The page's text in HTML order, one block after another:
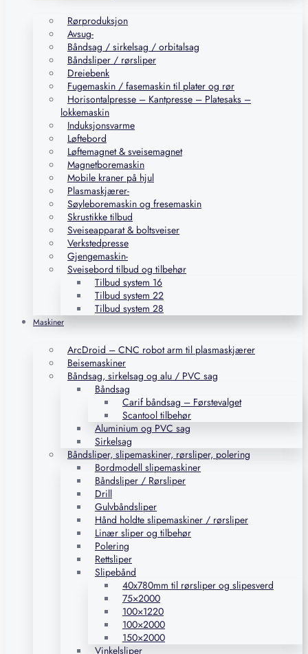
Rørproduksjon
Avsug-
Båndsag / sirkelsag / orbitalsag
Båndsliper / rørsliper
Dreiebenk
Fugemaskin / fasemaskin til plater og rør
Horisontalpresse – Kantpresse – Platesaks –
lokkemaskin
Induksjonsvarme
Løftebord
Løftemagnet & sveisemagnet
Magnetboremaskin
Mobile kraner på hjul
Plasmaskjærer-
Søyleboremaskin og fresemaskin
Skrustikke tilbud
Sveiseapparat & boltsveiser
Verkstedpresse
Gjengemaskin-
Sveisebord tilbud og tilbehør
Tilbud system 16
Tilbud system 22
Tilbud system 28
Maskiner
ArcDroid – CNC robot arm til plasmaskjærer
Beisemaskiner
Båndsag, sirkelsag og alu / PVC sag
Båndsag
Carif båndsag – Førstevalget
Scantool tilbehør
Aluminium og PVC sag
Sirkelsag
Båndsliper, slipemaskiner, rørsliper, polering
Bordmodell slipemaskiner
Båndsliper / Rørsliper
Drill
Gulvbåndsliper
Hånd holdte slipemaskiner / rørsliper
Linær sliper og tilbehør
Polering
Rettsliper
Slipebånd
40x780mm til rørsliper og slipesverd
75×2000
100×1220
100×2000
150×2000
Vinkelsliper